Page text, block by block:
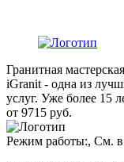
Гранитная
iGranit - одна из
услуг. Уже более 15
от 9715 руб.
Режим работы:, См. в